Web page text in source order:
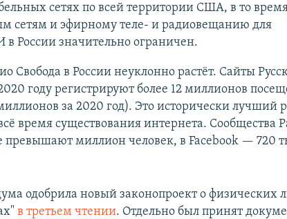
сетях по всей территории США, в то
сетям и эфирному теле- и радиовещанию для
России значительно ограничен.
Свобода в России неуклонно растёт. Сайты
году регистрируют более 12 миллионов
за 2020 год). Это исторически лучший
время существования интернета. Сообщества
превышают миллион человек, в Facebook — 720
одобрила новый законопроект о физических
в третьем чтении. Отдельно был принят